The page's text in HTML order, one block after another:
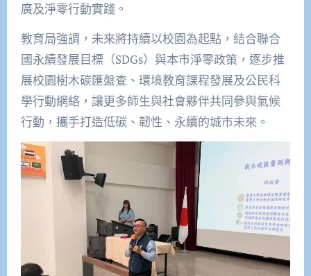
廣及淨零行動實踐。
教育局強調，未來將持續以校園為起點，結合聯合
國永續發展目標（SDGs）與本市淨零政策，逐步推
展校園樹木碳匯盤查、環境教育課程發展及公民科
學行動網絡，讓更多師生與社會夥伴共同參與氣候
行動，攜手打造低碳、韌性、永續的城市未來。